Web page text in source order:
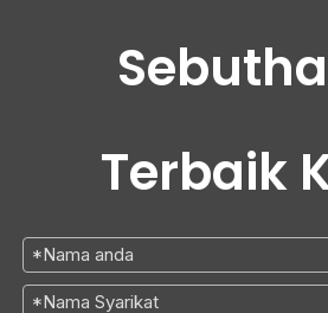
Terbaik